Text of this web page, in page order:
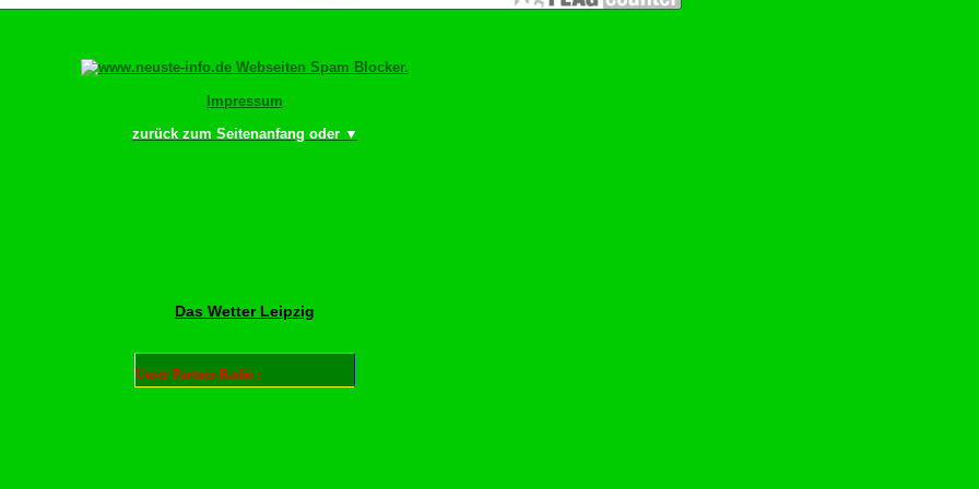
Impressum
zurück zum Seitenanfang oder ▼
Das Wetter Leipzig
Unser Partner-Radio :